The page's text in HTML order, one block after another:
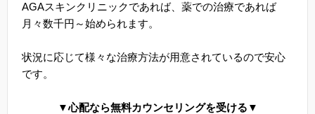
AGAスキンクリニックであれば、薬での治療であれば
月々数千円～始められます。
状況に応じて様々な治療方法が用意されているので安心
です。
▼心配なら無料カウンセリングを受ける▼